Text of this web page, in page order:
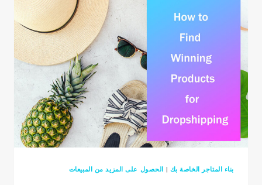
(2026)
بناء المتاجر الخاصة بك | الحصول على المزيد من المبيعات